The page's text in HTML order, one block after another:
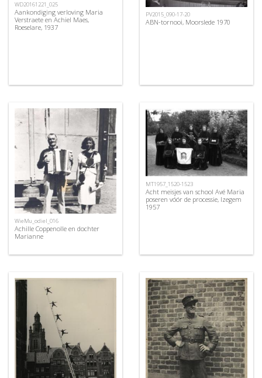
WD20161221_025
Aankondiging verloving Maria
Verstraete en Achiel Maes,
Roeselare, 1937
PV2015_090-17-20
ABN-tornooi, Moorslede 1970
WieMu_odiel_016
Achille Coppenolle en dochter
Marianne
MT1957_1520-1523
Acht meisjes van school Avé Maria
poseren vóór de processie, Izegem
1957